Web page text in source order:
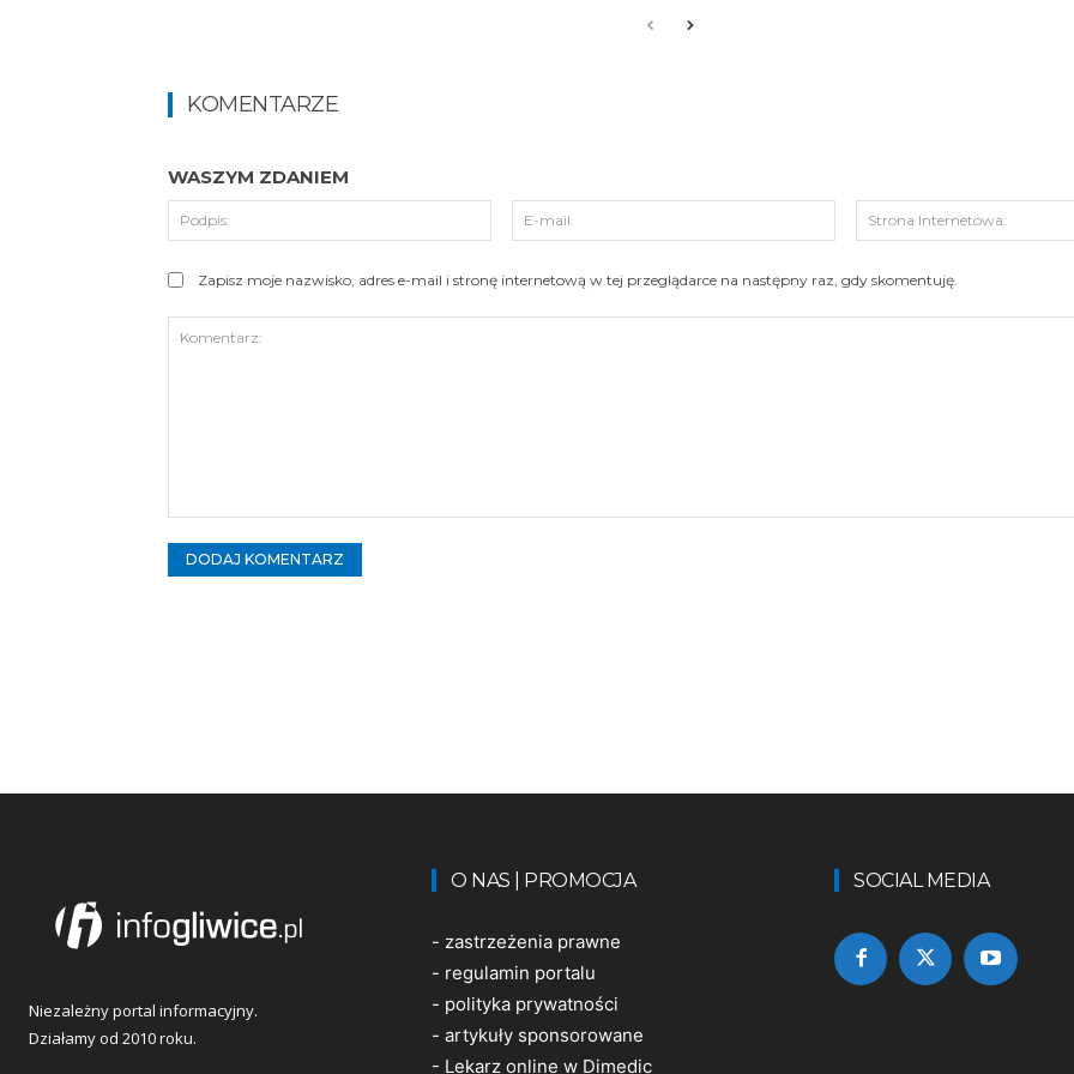
KOMENTARZE
WASZYM ZDANIEM
Podpis:
mail:
Zapisz moje nazwisko, adres e-mail i stronę internetową w tej przeglądarce na następny raz, gdy skomentuję.
Niezależny portal informacyjny.
Działamy od 2010 roku.
O NAS | PROMOCJA
- zastrzeżenia prawne
- regulamin portalu
- polityka prywatności
- artykuły sponsorowane
- Lekarz online w Dimedic
SOCIAL MEDIA